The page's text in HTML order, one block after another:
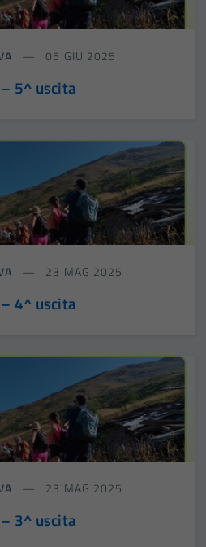
05 GIU 2025
5^ uscita
23 MAG 2025
4^ uscita
23 MAG 2025
3^ uscita